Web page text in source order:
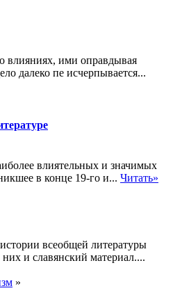
влияниях, ими оправдывая
далеко пе исчерпывается...
влиятельных и значимых
в конце 19-го и... Читать»
всеобщей литературы
и славянский материал....
»